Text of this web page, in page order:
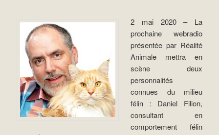
2 mai 2020 – La
prochaine webradio
présentée par Réalité
Animale mettra en
scène deux
personnalités
connues du milieu
félin : Daniel Filion,
consultant en
comportement félin